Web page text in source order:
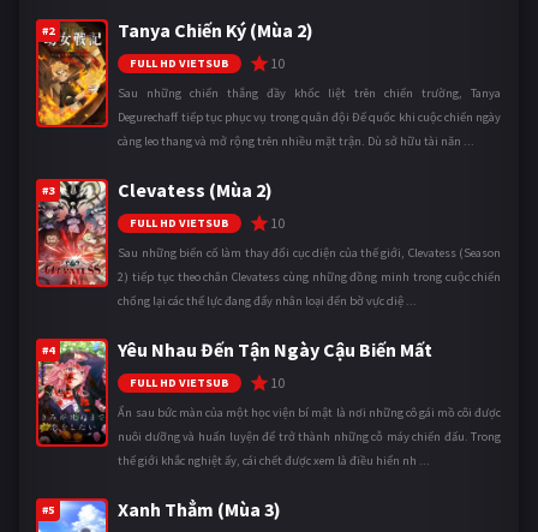
#2 Tanya Chiến Ký (Mùa 2)
FULL HD VIETSUB 10
Sau những chiến thắng đầy khốc liệt trên chiến trường, Tanya
Degurechaff tiếp tục phục vụ trong quân đội Đế quốc khi cuộc chiến ngày
càng leo thang và mở rộng trên nhiều mặt trận. Dù sở hữu tài năn ...
#3 Clevatess (Mùa 2)
FULL HD VIETSUB 10
Sau những biến cố làm thay đổi cục diện của thế giới, Clevatess (Season
2) tiếp tục theo chân Clevatess cùng những đồng minh trong cuộc chiến
chống lại các thế lực đang đẩy nhân loại đến bờ vực diệ ...
#4 Yêu Nhau Đến Tận Ngày Cậu Biến Mất
FULL HD VIETSUB 10
Ẩn sau bức màn của một học viện bí mật là nơi những cô gái mồ côi được
nuôi dưỡng và huấn luyện để trở thành những cỗ máy chiến đấu. Trong
thế giới khắc nghiệt ấy, cái chết được xem là điều hiển nh ...
#5 Xanh Thẳm (Mùa 3)